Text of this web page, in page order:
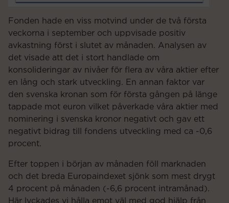
Fonden hade en viss motvind under de två första
veckorna i september och uppvisade positiv
avkastning först i slutet av månaden. Analysen av
det visade att det i stort handlade om
konsolideringar av nivåer för flera av våra aktier efter
en lång och stark utveckling. En annan faktor var
den svenska kronan som för första gången på länge
tappade mot euron vilket påverkade våra aktier med
nominering i svenska kronor negativt och gav ett
negativt bidrag till fondens utveckling med ca -0,6
procent.
Efter toppen i början av månaden föll marknaden
och det breda Europaindexet sjönk som mest drygt
4 procent på månaden (-6,6 procent intramånad).
Här lyckades vi hålla emot väl med god hjälp från